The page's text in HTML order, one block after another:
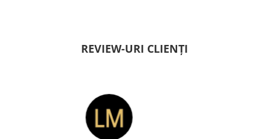
REVIEW-URI CLIENȚI